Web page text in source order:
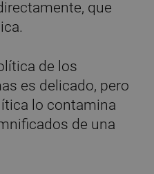
que
de los
es delicado, pero
lo contamina
de una